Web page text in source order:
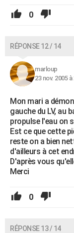
0
RÉPONSE 12 / 14
marloup
23 nov. 2005 à
Mon mari a
gauche du LV, au
propulse l'eau on
Est ce que cette
reste on a bien
d'ailleurs à cet
D'après vous
Merci
0
RÉPONSE 13 / 14